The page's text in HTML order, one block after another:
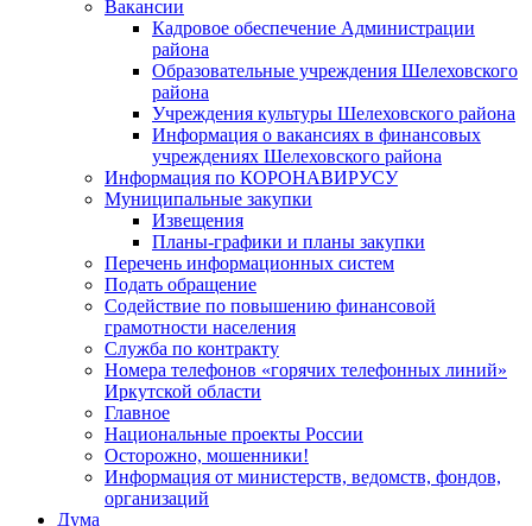
Вакансии
Кадровое обеспечение Администрации
района
Образовательные учреждения Шелеховского
района
Учреждения культуры Шелеховского района
Информация о вакансиях в финансовых
учреждениях Шелеховского района
Информация по КОРОНАВИРУСУ
Муниципальные закупки
Извещения
Планы-графики и планы закупки
Перечень информационных систем
Подать обращение
Содействие по повышению финансовой
грамотности населения
Служба по контракту
Номера телефонов «горячих телефонных линий»
Иркутской области
Главное
Национальные проекты России
Осторожно, мошенники!
Информация от министерств, ведомств, фондов,
организаций
Дума